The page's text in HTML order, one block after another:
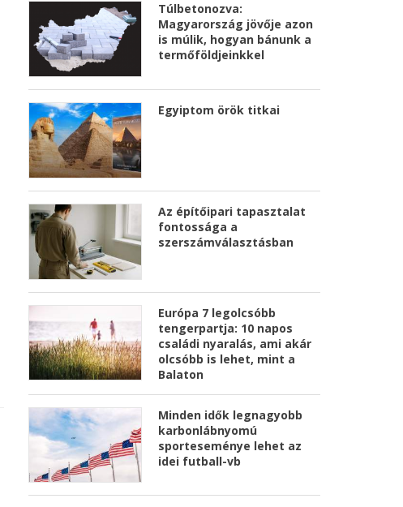
Túlbetonozva:
Magyarország jövője azon
is múlik, hogyan bánunk a
termőföldjeinkkel
Egyiptom örök titkai
Az építőipari tapasztalat
fontossága a
szerszámválasztásban
Európa 7 legolcsóbb
tengerpartja: 10 napos
családi nyaralás, ami akár
olcsóbb is lehet, mint a
Balaton
Minden idők legnagyobb
karbonlábnyomú
sporteseménye lehet az
idei futball-vb